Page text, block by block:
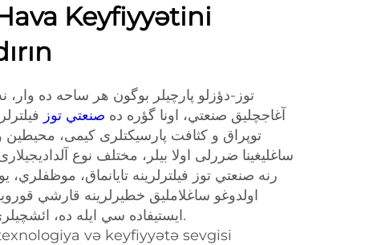
Keyfiyyətini
توز-دؤزلو پارچيلر بوگون هر ساحه ده
آغاجچليق صنعتي، اونا گؤره ده صنعتي توز
توپراق و کثافت پارسیکتلری کیمی، محیطین و
ساغلیغینا ضررلی اولا بیلر، مختلف نوع
رنه صنعتي توز فيلترلرينه تايانماق،
اولدوغو ساغلامليق خطيرلرينه قارشي
ايستيفاده سي ايله ده، ائشچيلري داها ياخشي ائتمکده دير.
və keyfiyyətə sevgisi